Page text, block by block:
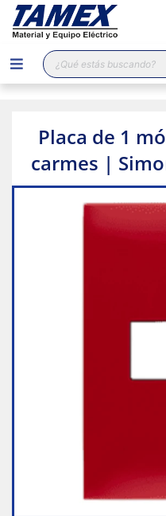
Búsqueda
de
productos
Placa de 1
carmes |